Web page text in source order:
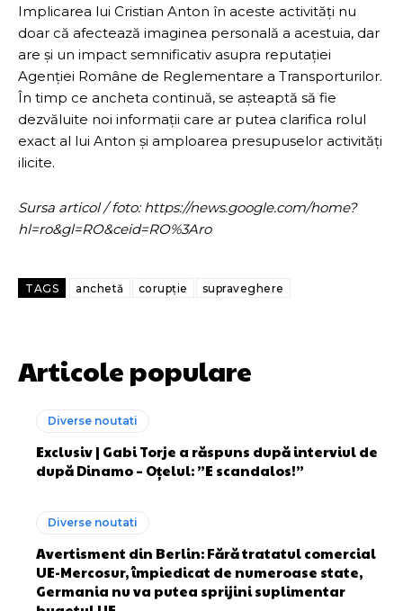
Implicarea lui Cristian Anton în aceste activități nu
doar că afectează imaginea personală a acestuia, dar
are și un impact semnificativ asupra reputației
Agenției Române de Reglementare a Transporturilor.
În timp ce ancheta continuă, se așteaptă să fie
dezvăluite noi informații care ar putea clarifica rolul
exact al lui Anton și amploarea presupuselor activități
ilicite.
Sursa articol / foto: https://news.google.com/home?
hl=ro&gl=RO&ceid=RO%3Aro
TAGS anchetă corupție supraveghere
Articole populare
Diverse noutati
Exclusiv | Gabi Torje a răspuns după interviul de
după Dinamo – Oțelul: ”E scandalos!”
Diverse noutati
Avertisment din Berlin: Fără tratatul comercial
UE-Mercosur, împiedicat de numeroase state,
Germania nu va putea sprijini suplimentar